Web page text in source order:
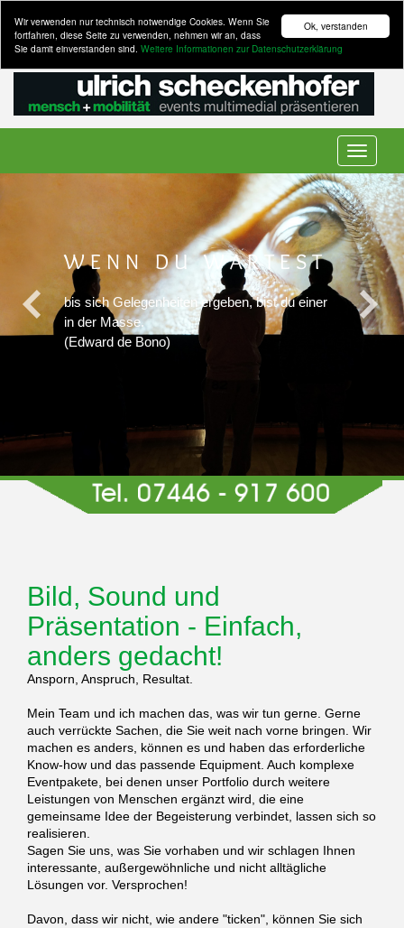
Ok, verstanden
Wir verwenden nur technisch notwendige Cookies. Wenn Sie
fortfahren, diese Seite zu verwenden, nehmen wir an, dass
Sie damit einverstanden sind. Weitere Informationen zur Datenschutzerklärung
Toggle
navigation
WENN DU WARTEST
bis sich Gelegenheiten ergeben, bist du einer
in der Masse.
(Edward de Bono)
Bild, Sound und
Präsentation - Einfach,
anders gedacht!
Ansporn, Anspruch, Resultat.
Mein Team und ich machen das, was wir tun gerne. Gerne
auch verrückte Sachen, die Sie weit nach vorne bringen. Wir
machen es anders, können es und haben das erforderliche
Know-how und das passende Equipment. Auch komplexe
Eventpakete, bei denen unser Portfolio durch weitere
Leistungen von Menschen ergänzt wird, die eine
gemeinsame Idee der Begeisterung verbindet, lassen sich so
realisieren.
Sagen Sie uns, was Sie vorhaben und wir schlagen Ihnen
interessante, außergewöhnliche und nicht alltägliche
Lösungen vor. Versprochen!
Davon, dass wir nicht, wie andere "ticken", können Sie sich